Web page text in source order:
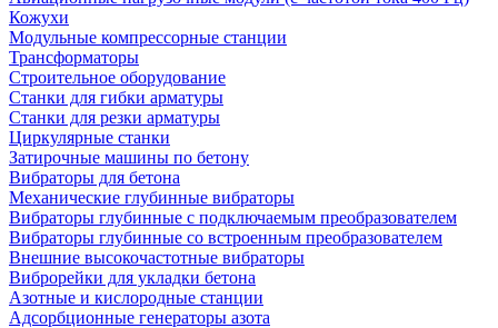
Кожухи
Модульные компрессорные станции
Трансформаторы
Строительное оборудование
Станки для гибки арматуры
Станки для резки арматуры
Циркулярные станки
Затирочные машины по бетону
Вибраторы для бетона
Механические глубинные вибраторы
Вибраторы глубинные с подключаемым преобразователем
Вибраторы глубинные со встроенным преобразователем
Внешние высокочастотные вибраторы
Виброрейки для укладки бетона
Азотные и кислородные станции
Адсорбционные генераторы азота